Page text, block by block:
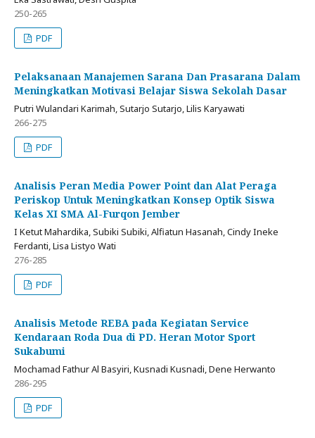
250-265
PDF
Pelaksanaan Manajemen Sarana Dan Prasarana Dalam
Meningkatkan Motivasi Belajar Siswa Sekolah Dasar
Putri Wulandari Karimah, Sutarjo Sutarjo, Lilis Karyawati
266-275
PDF
Analisis Peran Media Power Point dan Alat Peraga
Periskop Untuk Meningkatkan Konsep Optik Siswa
Kelas XI SMA Al-Furqon Jember
I Ketut Mahardika, Subiki Subiki, Alfiatun Hasanah, Cindy Ineke
Ferdanti, Lisa Listyo Wati
276-285
PDF
Analisis Metode REBA pada Kegiatan Service
Kendaraan Roda Dua di PD. Heran Motor Sport
Sukabumi
Mochamad Fathur Al Basyiri, Kusnadi Kusnadi, Dene Herwanto
286-295
PDF